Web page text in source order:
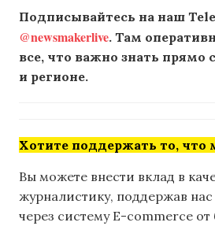
Подписывайтесь на наш
@newsmakerlive. Там
все, что важно знать прямо
и регионе.
Хотите поддержать то, что
Вы можете внести вклад в
журналистику, поддержав
через систему E-commerce от